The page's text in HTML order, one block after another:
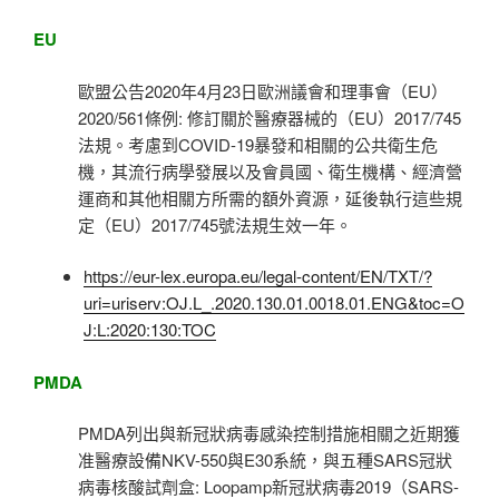
EU
歐盟公告2020年4月23日歐洲議會和理事會（EU）
2020/561條例: 修訂關於醫療器械的（EU）2017/745
法規。考慮到COVID-19暴發和相關的公共衛生危
機，其流行病學發展以及會員國、衛生機構、經濟營
運商和其他相關方所需的額外資源，延後執行這些規
定（EU）2017/745號法規生效一年。
https://eur-lex.europa.eu/legal-content/EN/TXT/?
uri=uriserv:OJ.L_.2020.130.01.0018.01.ENG&toc=O
J:L:2020:130:TOC
PMDA
PMDA列出與新冠狀病毒感染控制措施相關之近期獲
准醫療設備NKV-550與E30系統，與五種SARS冠狀
病毒核酸試劑盒: Loopamp新冠狀病毒2019（SARS-